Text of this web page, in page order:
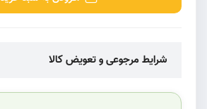
شرایط مرجوعی و تعویض کالا